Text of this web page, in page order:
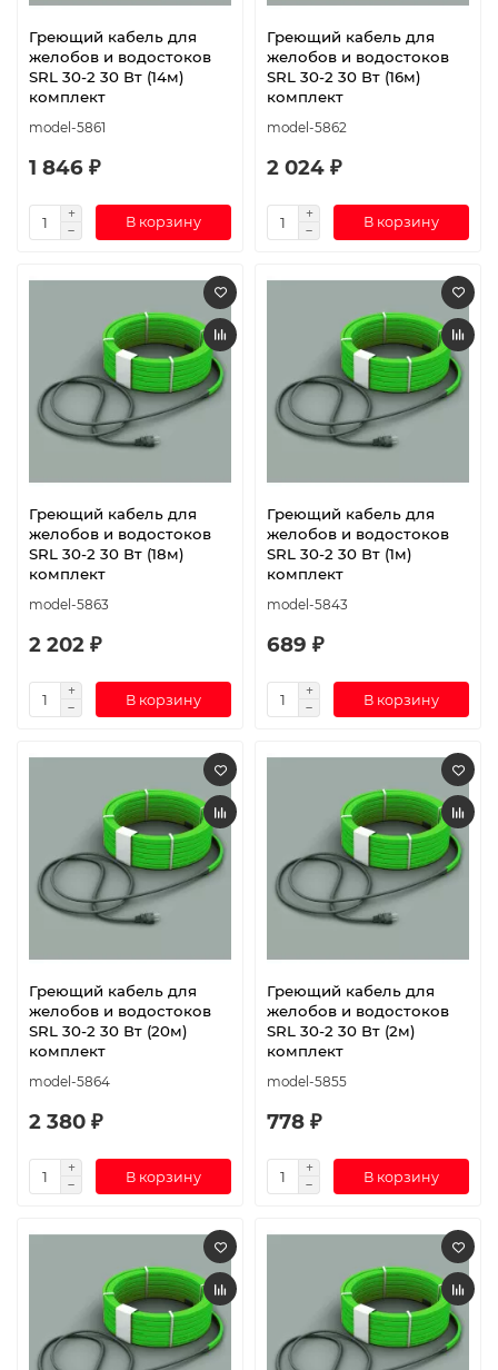
Греющий кабель для
желобов и водостоков
SRL 30-2 30 Вт (14м)
комплект
model-5861
1 846 ₽
В корзину
Греющий кабель для
желобов и водостоков
SRL 30-2 30 Вт (16м)
комплект
model-5862
2 024 ₽
В корзину
Греющий кабель для
желобов и водостоков
SRL 30-2 30 Вт (18м)
комплект
model-5863
2 202 ₽
В корзину
Греющий кабель для
желобов и водостоков
SRL 30-2 30 Вт (1м)
комплект
model-5843
689 ₽
В корзину
Греющий кабель для
желобов и водостоков
SRL 30-2 30 Вт (20м)
комплект
model-5864
2 380 ₽
В корзину
Греющий кабель для
желобов и водостоков
SRL 30-2 30 Вт (2м)
комплект
model-5855
778 ₽
В корзину